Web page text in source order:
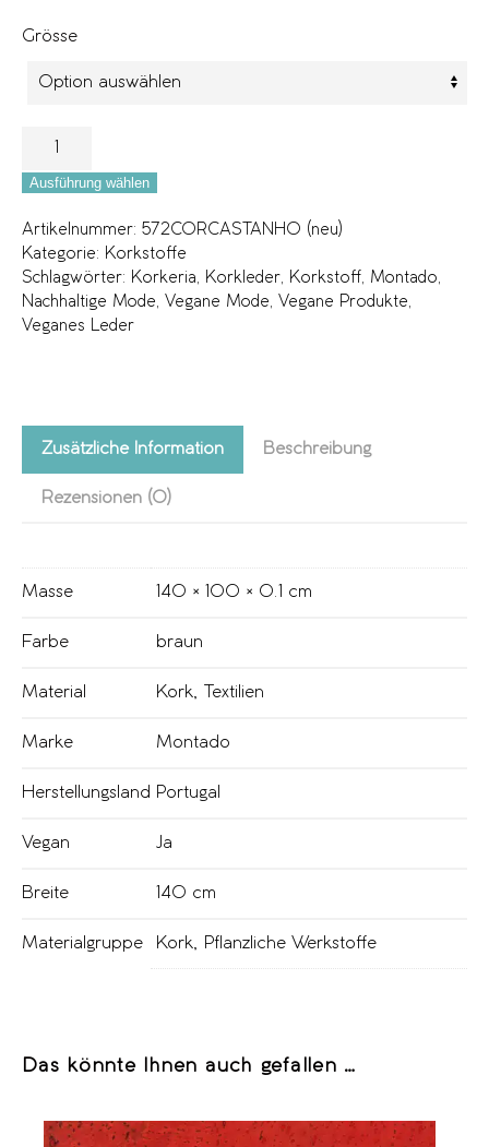
Grösse
Ausführung wählen
Artikelnummer: 572CORCASTANHO (neu)
Kategorie: Korkstoffe
Schlagwörter: Korkeria Korkleder Korkstoff Montado
Nachhaltige Mode
Vegane Mode Vegane Produkte
Veganes Leder
Zusätzliche Information Beschreibung
Rezensionen (0)
Masse 140 × 100 × 0.1 cm
Farbe braun
Material Kork Textilien
Marke Montado
Herstellungsland Portugal
Vegan Ja
Breite 140 cm
Materialgruppe Kork Pflanzliche Werkstoffe
Das könnte Ihnen auch gefallen …